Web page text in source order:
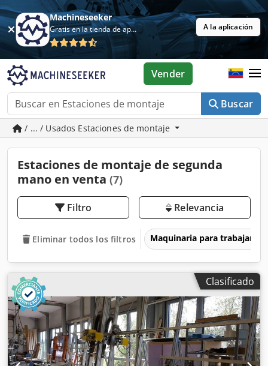
Machineseeker
Gratis en la tienda de aplicaciones A la aplicación
Buscar
Vender
/ ... / Usados Estaciones de montaje
Estaciones de montaje de segunda
mano en venta (7)
Filtro Relevancia
Eliminar todos los filtros Maquinaria para trabajar la
Clasificado